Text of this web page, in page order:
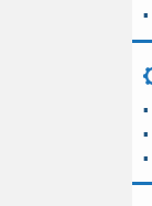
▪
▪
▪
▪